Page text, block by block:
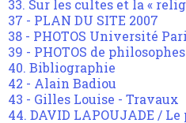
33. Sur les cultes et la «
37 - PLAN DU SITE 2007
38 - PHOTOS Université
39 - PHOTOS de philosophes
40. Bibliographie
42 - Alain Badiou
43 - Gilles Louise - Travaux
44. DAVID LAPOUJADE /